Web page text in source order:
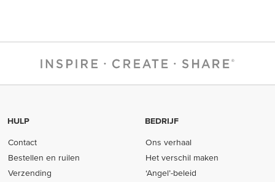
HULP
Contact
Bestellen en ruilen
Verzending
BEDRIJF
Ons verhaal
Het verschil maken
‘Angel’-beleid